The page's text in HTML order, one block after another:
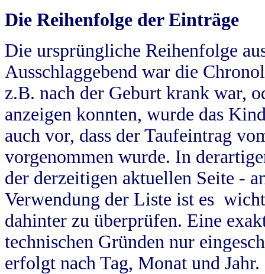
Die Reihenfolge der Einträge
Die ursprüngliche Reihenfolge
Ausschlaggebend war die
z.B. nach der Geburt krank war,
anzeigen konnten, wurde das
auch vor, dass der Taufeintrag
vorgenommen wurde. In
der derzeitigen aktuellen Seite -
Verwendung der Liste ist es
dahinter zu überprüfen. Eine
technischen Gründen nur
erfolgt nach Tag, Monat und Jahr.